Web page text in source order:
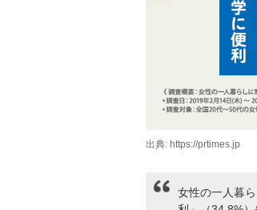
出典: https://prtimes.jp
女性の一人暮